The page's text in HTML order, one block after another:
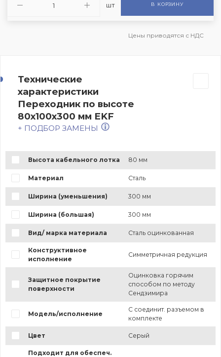
шт В КОРЗИНУ
Цены приводятся с НДС
Технические
характеристики
Переходник по высоте
80х100х300 мм EKF
+ ПОДБОР ЗАМЕНЫ
Высота кабельного лотка 80 мм
Материал Сталь
Ширина (уменьшения) 300 мм
Ширина (большая) 300 мм
Вид/ марка материала Сталь оцинкованная
Конструктивное
исполнение
Симметричная редукция
Защитное покрытие
поверхности
Оцинковка горячим
способом по методу
Сендзимира
Модель/исполнение
С соединит. разъемом в
комплекте
Цвет Серый
Подходит для обеспеч.